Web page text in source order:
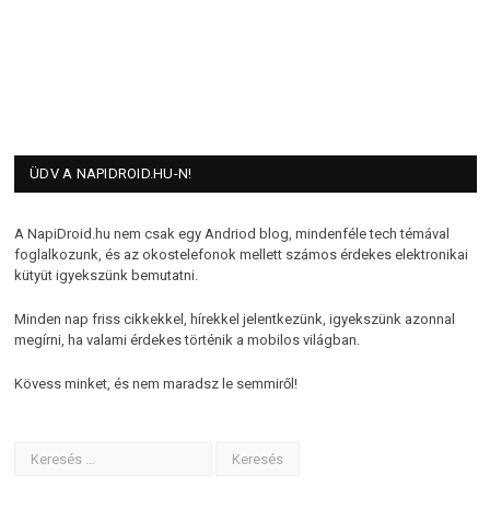
ÜDV A NAPIDROID.HU-N!
A NapiDroid.hu nem csak egy Andriod blog, mindenféle tech témával
foglalkozunk, és az okostelefonok mellett számos érdekes elektronikai
kütyüt igyekszünk bemutatni.
Minden nap friss cikkekkel, hírekkel jelentkezünk, igyekszünk azonnal
megírni, ha valami érdekes történik a mobilos világban.
Kövess minket, és nem maradsz le semmiről!